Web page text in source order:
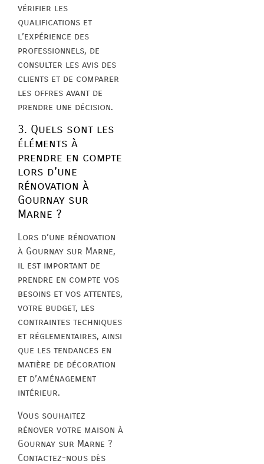
vérifier les
qualifications et
l’expérience des
professionnels, de
consulter les avis des
clients et de comparer
les offres avant de
prendre une décision.
3. Quels sont les
éléments à
prendre en compte
lors d’une
rénovation à
Gournay sur
Marne ?
Lors d’une rénovation
à Gournay sur Marne,
il est important de
prendre en compte vos
besoins et vos attentes,
votre budget, les
contraintes techniques
et réglementaires, ainsi
que les tendances en
matière de décoration
et d’aménagement
intérieur.
Vous souhaitez
rénover votre maison à
Gournay sur Marne ?
Contactez-nous dès